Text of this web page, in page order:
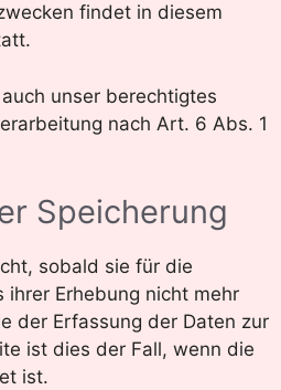
findet in diesem
unser berechtigtes
nach Art. 6 Abs. 1
sobald sie für die
ihrer Erhebung nicht mehr
der Erfassung der Daten zur
ist dies der Fall, wenn die
ist.